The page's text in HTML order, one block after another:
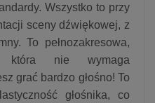
Wszystko to przy
sceny dźwiękowej, z
To pełnozakresowa,
która nie wymaga
grać bardzo głośno! To
głośnika, co